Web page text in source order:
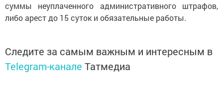
суммы неуплаченного административного штрафов,
либо арест до 15 суток и обязательные работы.
Следите за самым важным и интересным в
Telegram-канале Татмедиа